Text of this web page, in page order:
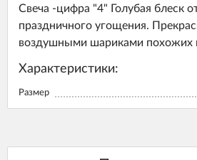
Свеча -цифра "4" Голубая блеск
праздничного угощения.
воздушными шариками похожих
Характеристики:
Размер